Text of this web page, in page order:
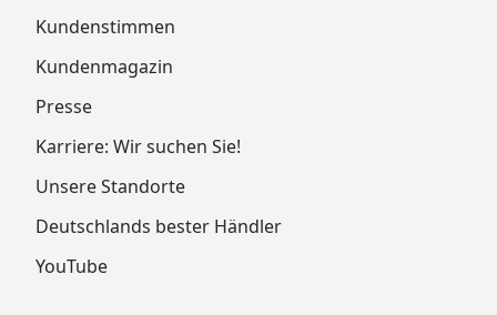
Kundenstimmen
Kundenmagazin
Presse
Karriere: Wir suchen Sie!
Unsere Standorte
Deutschlands bester Händler
YouTube